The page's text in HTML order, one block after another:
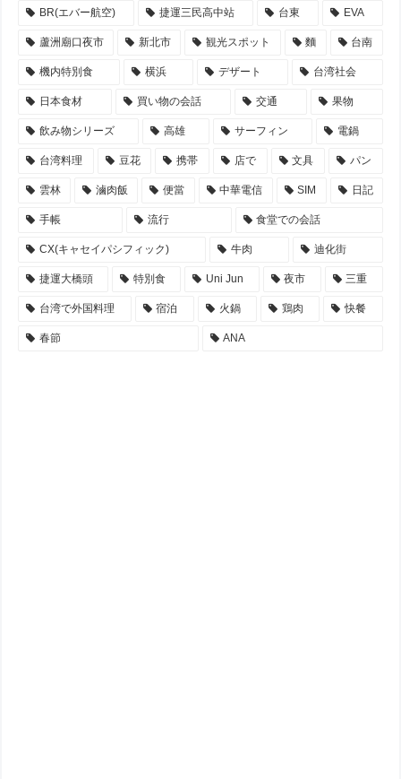
BR(エバー航空) 捷運三民高中站 台東 EVA
蘆洲廟口夜市 新北市 観光スポット 麵 台南
機内特別食 横浜 デザート 台湾社会
日本食材 買い物の会話 交通 果物
飲み物シリーズ 高雄 サーフィン 電鍋
台湾料理 豆花 携帯 店で 文具 パン
雲林 滷肉飯 便當 中華電信 SIM 日記
手帳 流行 食堂での会話
CX(キャセイパシフィック) 牛肉 迪化街
捷運大橋頭 特別食 Uni Jun 夜市 三重
台湾で外国料理 宿泊 火鍋 鶏肉 快餐
春節 ANA